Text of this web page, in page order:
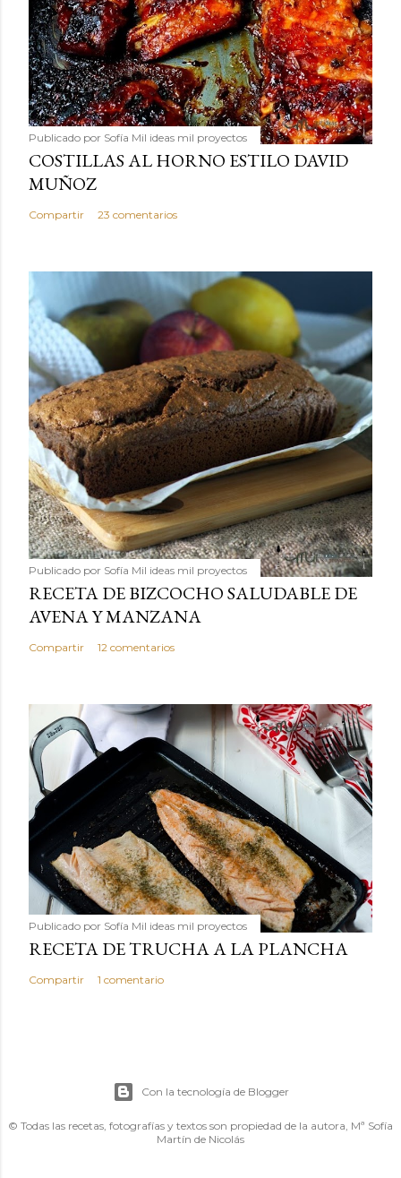
Publicado por Sofía Mil ideas mil proyectos
COSTILLAS AL HORNO ESTILO DAVID
MUÑOZ
Compartir 23 comentarios
Publicado por Sofía Mil ideas mil proyectos
RECETA DE BIZCOCHO SALUDABLE DE
AVENA Y MANZANA
Compartir 12 comentarios
Publicado por Sofía Mil ideas mil proyectos
RECETA DE TRUCHA A LA PLANCHA
Compartir 1 comentario
Con la tecnología de Blogger
© Todas las recetas, fotografías y textos son propiedad de la autora, Mª Sofía
Martín de Nicolás